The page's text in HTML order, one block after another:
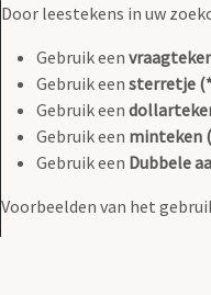
Door leestekens in uw
Gebruik een
Gebruik een sterretje
Gebruik een
Gebruik een minteken
Gebruik een Dubbele
Voorbeelden van het